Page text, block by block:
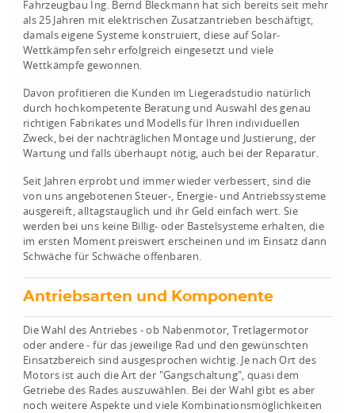
Fahrzeugbau Ing. Bernd Bleckmann hat sich bereits seit mehr
als 25 Jahren mit elektrischen Zusatzantrieben beschäftigt,
damals eigene Systeme konstruiert, diese auf Solar-
Wettkämpfen sehr erfolgreich eingesetzt und viele
Wettkämpfe gewonnen.
Davon profitieren die Kunden im Liegeradstudio natürlich
durch hochkompetente Beratung und Auswahl des genau
richtigen Fabrikates und Modells für Ihren individuellen
Zweck, bei der nachträglichen Montage und Justierung, der
Wartung und falls überhaupt nötig, auch bei der Reparatur.
Seit Jahren erprobt und immer wieder verbessert, sind die
von uns angebotenen Steuer-, Energie- und Antriebssysteme
ausgereift, alltagstauglich und ihr Geld einfach wert. Sie
werden bei uns keine Billig- oder Bastelsysteme erhalten, die
im ersten Moment preiswert erscheinen und im Einsatz dann
Schwäche für Schwäche offenbaren.
Antriebsarten und Komponente
Die Wahl des Antriebes - ob Nabenmotor, Tretlagermotor
oder andere - für das jeweilige Rad und den gewünschten
Einsatzbereich sind ausgesprochen wichtig. Je nach Ort des
Motors ist auch die Art der "Gangschaltung", quasi dem
Getriebe des Rades auszuwählen. Bei der Wahl gibt es aber
noch weitere Aspekte und viele Kombinationsmöglichkeiten